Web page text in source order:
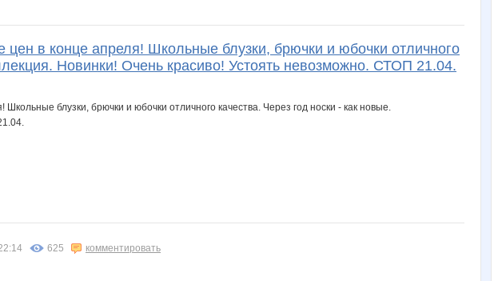
в конце апреля! Школьные блузки, брючки и юбочки отличного
Новинки! Очень красиво! Устоять невозможно. СТОП 21.04.
625 комментировать